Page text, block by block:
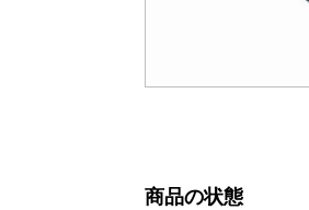
商品の状態